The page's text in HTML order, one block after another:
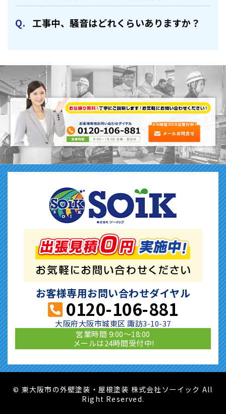
⼯事中、騒⾳はどれくらいありますか？
お客様専用お問い合わせダイヤル
0120-106-881
大阪府大阪市城東区 諏訪3-10-37
営業時間 9:00〜18:00
メールは24時間受付中!
© 東大阪市の外壁塗装・屋根塗装 株式会社ソーイック All
Right Reserved.